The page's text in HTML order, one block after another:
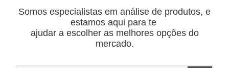
Somos especialistas em análise de produtos, e
estamos aqui para te
ajudar a escolher as melhores opções do
mercado.